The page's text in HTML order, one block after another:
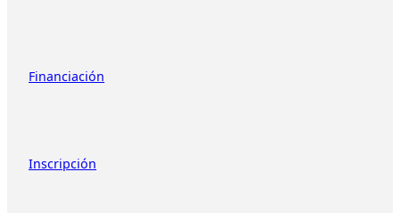
Financiación
Inscripción